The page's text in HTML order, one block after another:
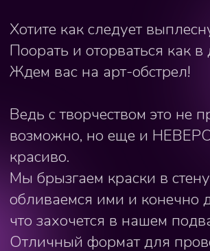
Отличный формат для проведения
корпоративов и детских праздников.
Веселье и невероятные эмоции
обеспечены!
Тут ПРАВИЛ НЕТ! Стреляйте краской,
брызгайте в стену или друг в друга, кричите
и обливайтесь. Никаких запретов —
сплошное веселье!
Вашего веселья